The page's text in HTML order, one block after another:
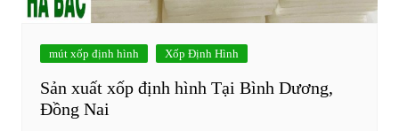
mút xốp định hình Xốp Định Hình
Sản xuất xốp định hình Tại Bình Dương,
Đồng Nai